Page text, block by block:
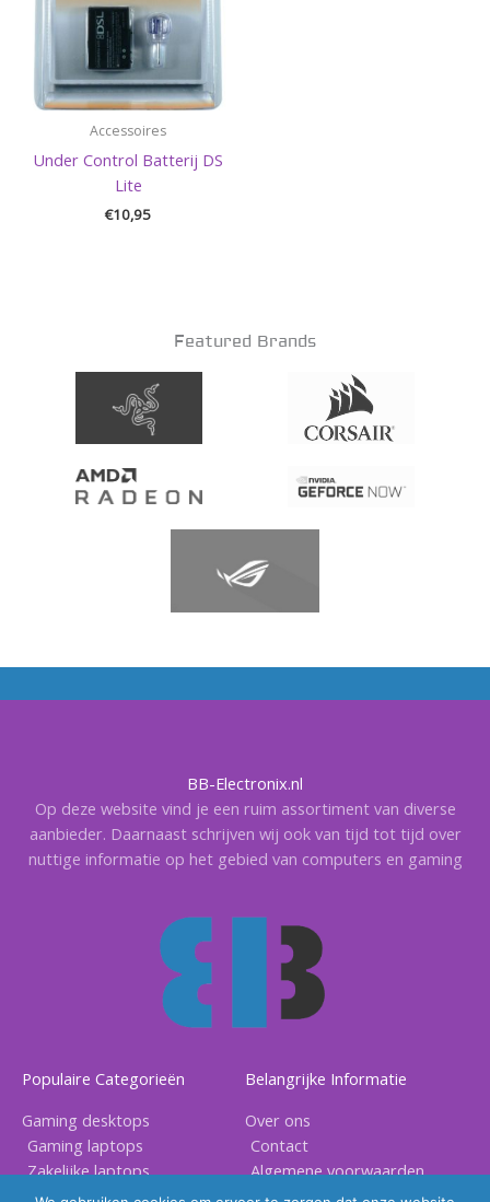
Accessoires
Under Control Batterij DS
Lite
€10,95
Featured Brands
BB-Electronix.nl
Op deze website vind je een ruim assortiment van diverse
aanbieder. Daarnaast schrijven wij ook van tijd tot tijd over
nuttige informatie op het gebied van computers en gaming
Populaire Categorieën
Gaming desktops
Gaming laptops
Zakelijke laptops
Gaming accessoires
Belangrijke Informatie
Over ons
Contact
Algemene voorwaarden
Privacy voorwaarden